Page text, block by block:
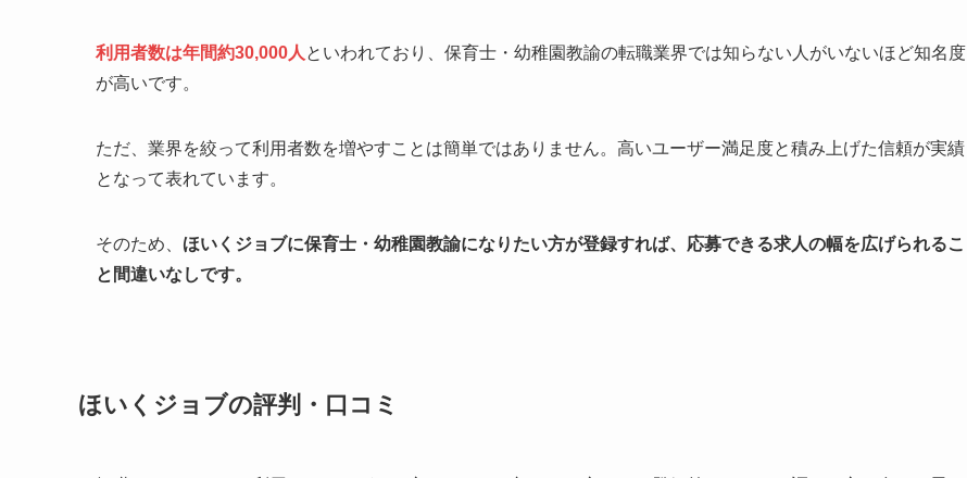
利用者数は年間約30,000人といわれており、保育士・幼稚園教諭の転職業界では知らない人がいないほど知名度
が高いです。
ただ、業界を絞って利用者数を増やすことは簡単ではありません。高いユーザー満足度と積み上げた信頼が実績
となって表れています。
そのため、 ほいくジョブに保育士・幼稚園教諭になりたい方が登録すれば、応募できる求人の幅を広げられるこ
と間違いなしです。
ほいくジョブの評判・口コミ